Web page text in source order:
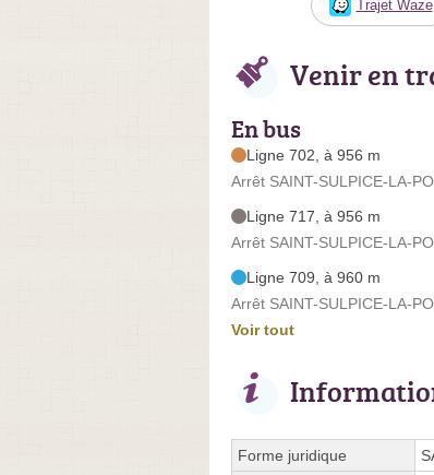
Trajet Waze
Venir en
En bus
Ligne 702, à 956 m
Arrêt SAINT-SULPICE-LA-
Ligne 717, à 956 m
Arrêt SAINT-SULPICE-LA-
Ligne 709, à 960 m
Arrêt SAINT-SULPICE-LA-
Voir tout
Forme juridique